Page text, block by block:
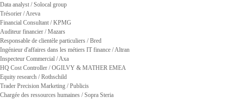
Data analyst / Solocal group
Trésorier / Areva
Financial Consultant / KPMG
Auditeur financier / Mazars
Responsable de clientèle particuliers / Bred
Ingénieur d'affaires dans les métiers IT finance / Altran
Inspecteur Commercial / Axa
HQ Cost Controller / OGILVY & MATHER EMEA
Equity research / Rothschild
Trader Precision Marketing / Publicis
Chargée des ressources humaines / Sopra Steria